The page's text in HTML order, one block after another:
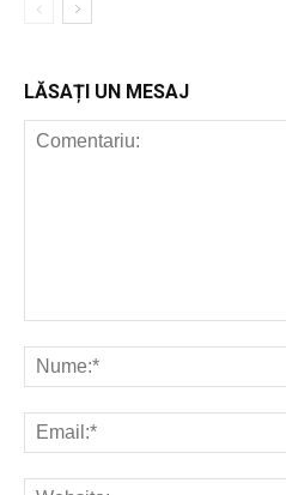
LĂSAȚI UN MESAJ